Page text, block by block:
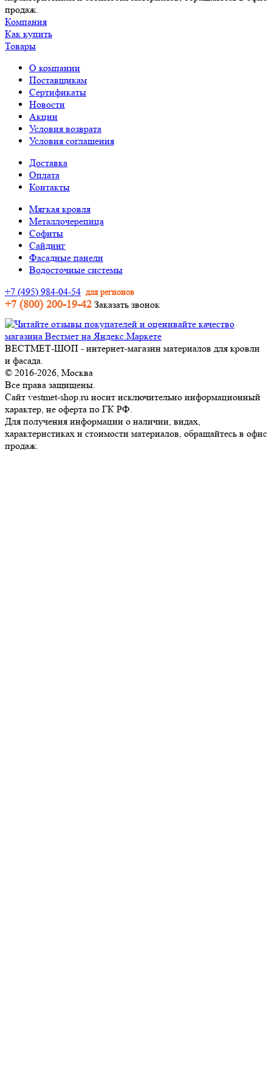
продаж.
Компания
Как купить
Товары
О компании
Поставщикам
Сертификаты
Новости
Акции
Условия возврата
Условия соглашения
Доставка
Оплата
Контакты
Мягкая кровля
Металлочерепица
Софиты
Сайдинг
Фасадные панели
Водосточные системы
+7 (495) 984-04-54 для регионов
+7 (800) 200-19-42 Заказать звонок
ВЕСТМЕТ-ШОП - интернет-магазин материалов для кровли
и фасада.
© 2016-2026, Москва
Все права защищены.
Сайт vestmet-shop.ru носит исключительно информационный
характер, не оферта по ГК РФ.
Для получения информации о наличии, видах,
характеристиках и стоимости материалов, обращайтесь в офис
продаж.